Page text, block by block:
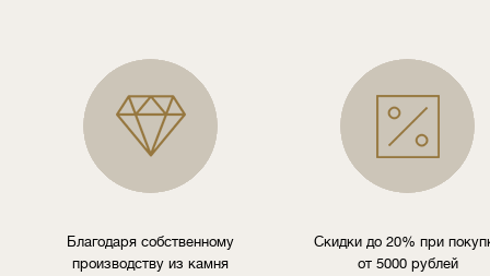
Благодаря собственному
производству из камня
Скидки до 20% при
от 5000 рублей